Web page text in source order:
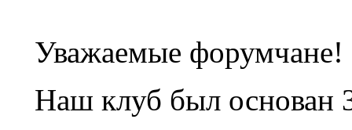
Уважаемые форумчане!
Наш клуб был основан